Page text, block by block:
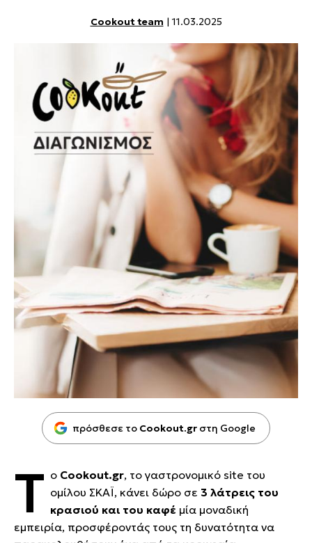
Cookout team | 11.03.2025
πρόσθεσε το Cookout.gr στη Google
Τ ο Cookout.gr, το γαστρονομικό site του
ομίλου ΣΚΑΪ, κάνει δώρο σε 3 λάτρεις του
κρασιού και του καφέ μία μοναδική
εμπειρία, προσφέροντάς τους τη δυνατότητα να